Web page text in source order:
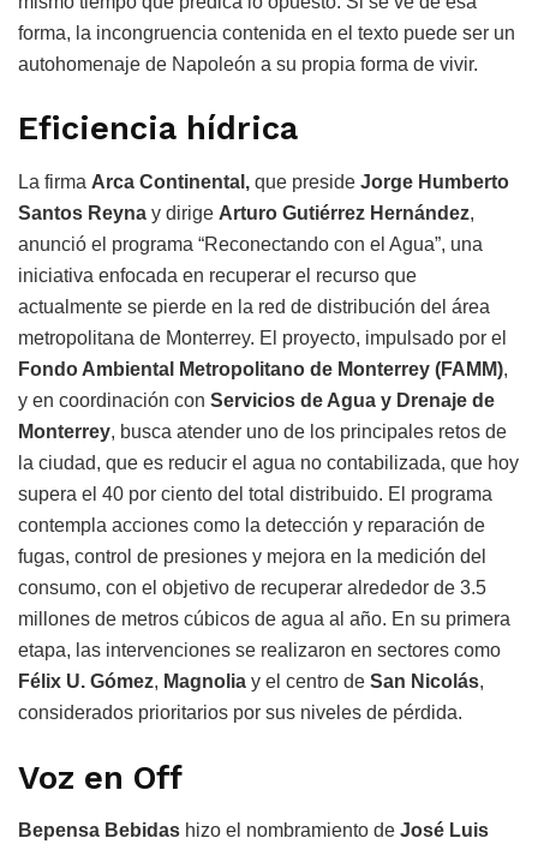
forma, la incongruencia contenida en el texto puede ser un
autohomenaje de Napoleón a su propia forma de vivir.
Eficiencia hídrica
La firma Arca Continental, que preside Jorge Humberto
Santos Reyna y dirige Arturo Gutiérrez Hernández,
anunció el programa “Reconectando con el Agua”, una
iniciativa enfocada en recuperar el recurso que
actualmente se pierde en la red de distribución del área
metropolitana de Monterrey. El proyecto, impulsado por el
Fondo Ambiental Metropolitano de Monterrey (FAMM),
y en coordinación con Servicios de Agua y Drenaje de
Monterrey, busca atender uno de los principales retos de
la ciudad, que es reducir el agua no contabilizada, que hoy
supera el 40 por ciento del total distribuido. El programa
contempla acciones como la detección y reparación de
fugas, control de presiones y mejora en la medición del
consumo, con el objetivo de recuperar alrededor de 3.5
millones de metros cúbicos de agua al año. En su primera
etapa, las intervenciones se realizaron en sectores como
Félix U. Gómez, Magnolia y el centro de San Nicolás,
considerados prioritarios por sus niveles de pérdida.
Voz en Off
Bepensa Bebidas hizo el nombramiento de José Luis